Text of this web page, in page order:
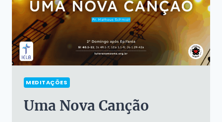
MEDITAÇÕES
Uma Nova Canção